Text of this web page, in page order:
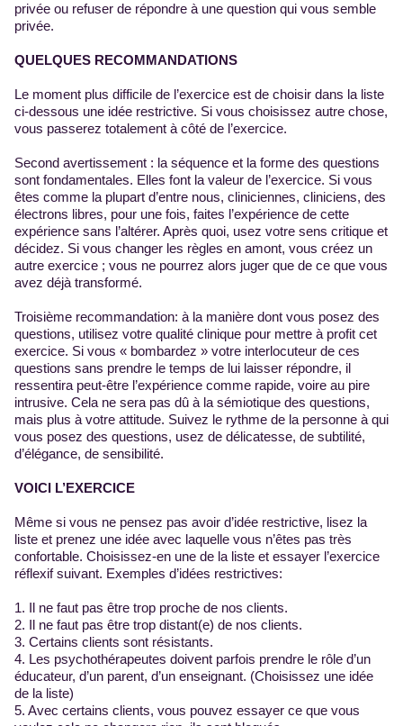
privée ou refuser de répondre à une question qui vous semble
privée.
QUELQUES RECOMMANDATIONS
Le moment plus difficile de l’exercice est de choisir dans la liste
ci-dessous une idée restrictive. Si vous choisissez autre chose,
vous passerez totalement à côté de l’exercice.
Second avertissement : la séquence et la forme des questions
sont fondamentales. Elles font la valeur de l’exercice. Si vous
êtes comme la plupart d’entre nous, cliniciennes, cliniciens, des
électrons libres, pour une fois, faites l’expérience de cette
expérience sans l’altérer. Après quoi, usez votre sens critique et
décidez. Si vous changer les règles en amont, vous créez un
autre exercice ; vous ne pourrez alors juger que de ce que vous
avez déjà transformé.
Troisième recommandation: à la manière dont vous posez des
questions, utilisez votre qualité clinique pour mettre à profit cet
exercice. Si vous « bombardez » votre interlocuteur de ces
questions sans prendre le temps de lui laisser répondre, il
ressentira peut-être l’expérience comme rapide, voire au pire
intrusive. Cela ne sera pas dû à la sémiotique des questions,
mais plus à votre attitude. Suivez le rythme de la personne à qui
vous posez des questions, usez de délicatesse, de subtilité,
d’élégance, de sensibilité.
VOICI L’EXERCICE
Même si vous ne pensez pas avoir d’idée restrictive, lisez la
liste et prenez une idée avec laquelle vous n’êtes pas très
confortable. Choisissez-en une de la liste et essayer l’exercice
réflexif suivant. Exemples d’idées restrictives:
1. Il ne faut pas être trop proche de nos clients.
2. Il ne faut pas être trop distant(e) de nos clients.
3. Certains clients sont résistants.
4. Les psychothérapeutes doivent parfois prendre le rôle d’un
éducateur, d’un parent, d’un enseignant. (Choisissez une idée
de la liste)
5. Avec certains clients, vous pouvez essayer ce que vous